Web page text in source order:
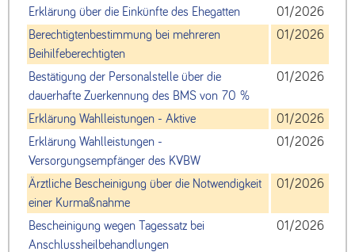
Erklärung über die Einkünfte des Ehegatten
01/2026
Berechtigtenbestimmung bei mehreren
Beihilfeberechtigten
01/2026
Bestätigung der Personalstelle über die
dauerhafte Zuerkennung des BMS von 70 %
01/2026
Erklärung Wahlleistungen - Aktive
01/2026
Erklärung Wahlleistungen -
Versorgungsempfänger des KVBW
01/2026
Ärztliche Bescheinigung über die Notwendigkeit
einer Kurmaßnahme
01/2026
Bescheinigung wegen Tagessatz bei
Anschlussheilbehandlungen
01/2026